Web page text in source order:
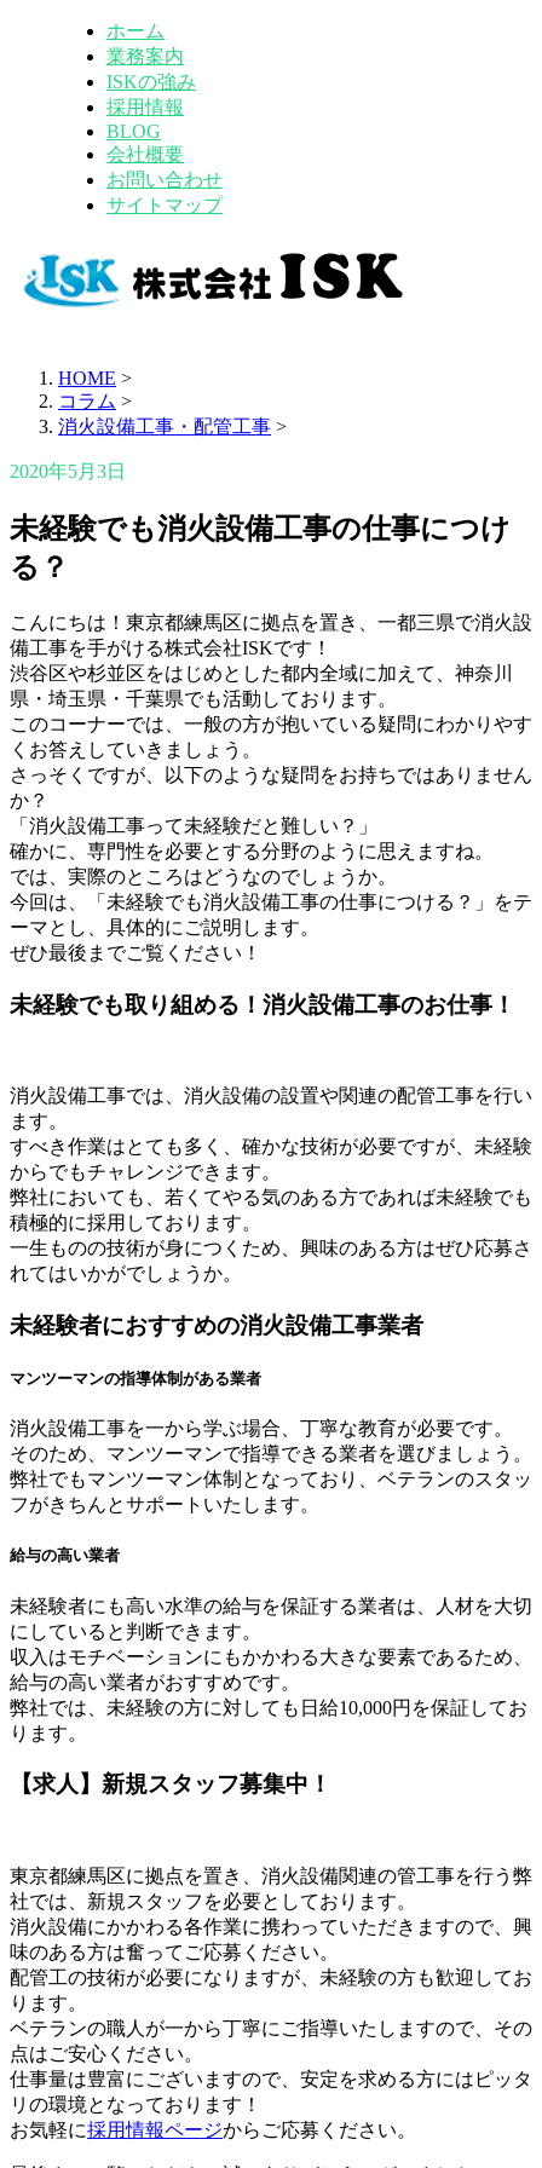
ホーム
業務案内
ISKの強み
採用情報
BLOG
会社概要
お問い合わせ
サイトマップ
HOME >
コラム >
消火設備工事・配管工事 >
2020年5月3日
未経験でも消火設備工事の仕事につけ
る？
こんにちは！東京都練馬区に拠点を置き、一都三県で消火設
備工事を手がける株式会社ISKです！
渋谷区や杉並区をはじめとした都内全域に加えて、神奈川
県・埼玉県・千葉県でも活動しております。
このコーナーでは、一般の方が抱いている疑問にわかりやす
くお答えしていきましょう。
さっそくですが、以下のような疑問をお持ちではありません
か？
「消火設備工事って未経験だと難しい？」
確かに、専門性を必要とする分野のように思えますね。
では、実際のところはどうなのでしょうか。
今回は、「未経験でも消火設備工事の仕事につける？」をテ
ーマとし、具体的にご説明します。
ぜひ最後までご覧ください！
未経験でも取り組める！消火設備工事のお仕事！
消火設備工事では、消火設備の設置や関連の配管工事を行い
ます。
すべき作業はとても多く、確かな技術が必要ですが、未経験
からでもチャレンジできます。
弊社においても、若くてやる気のある方であれば未経験でも
積極的に採用しております。
一生ものの技術が身につくため、興味のある方はぜひ応募さ
れてはいかがでしょうか。
未経験者におすすめの消火設備工事業者
マンツーマンの指導体制がある業者
消火設備工事を一から学ぶ場合、丁寧な教育が必要です。
そのため、マンツーマンで指導できる業者を選びましょう。
弊社でもマンツーマン体制となっており、ベテランのスタッ
フがきちんとサポートいたします。
給与の高い業者
未経験者にも高い水準の給与を保証する業者は、人材を大切
にしていると判断できます。
収入はモチベーションにもかかわる大きな要素であるため、
給与の高い業者がおすすめです。
弊社では、未経験の方に対しても日給10,000円を保証してお
ります。
【求人】新規スタッフ募集中！
東京都練馬区に拠点を置き、消火設備関連の管工事を行う弊
社では、新規スタッフを必要としております。
消火設備にかかわる各作業に携わっていただきますので、興
味のある方は奮ってご応募ください。
配管工の技術が必要になりますが、未経験の方も歓迎してお
ります。
ベテランの職人が一から丁寧にご指導いたしますので、その
点はご安心ください。
仕事量は豊富にございますので、安定を求める方にはピッタ
リの環境となっております！
お気軽に採用情報ページからご応募ください。